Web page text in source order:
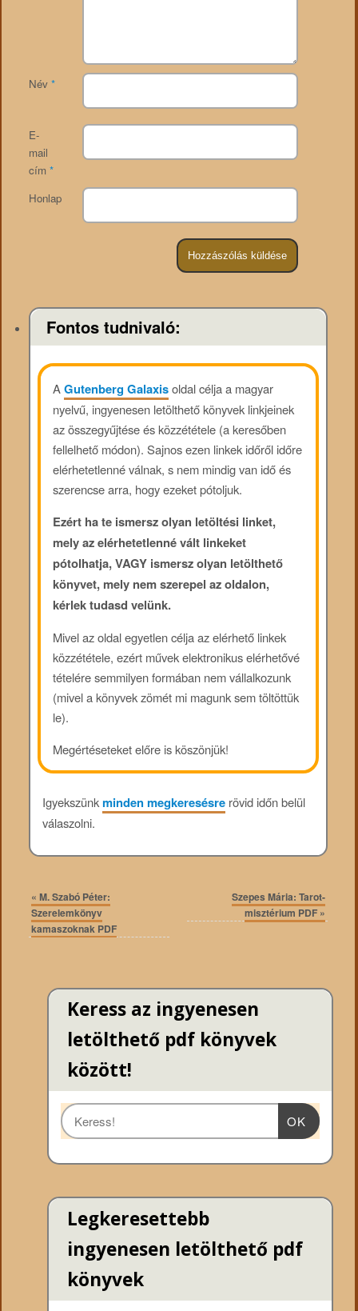
Név *
E-
mail
cím *
Honlap
Fontos tudnivaló:
AGutenberg Galaxisoldal célja a magyar
nyelvű, ingyenesen letölthető könyvek linkjeinek
az összegyűjtése és közzététele (a keresőben
fellelhető módon). Sajnos ezen linkek időről időre
elérhetetlenné válnak, s nem mindig van idő és
szerencse arra, hogy ezeket pótoljuk.
Ezért ha te ismersz olyan letöltési linket,
mely az elérhetetlenné vált linkeket
pótolhatja, VAGY ismersz olyan letölthető
könyvet, mely nem szerepel az oldalon,
kérlek tudasd velünk.
Mivel az oldal egyetlen célja az elérhető linkek
közzététele, ezért művek elektronikus elérhetővé
tételére semmilyen formában nem vállalkozunk
(mivel a könyvek zömét mi magunk sem töltöttük
le).
Megértéseteket előre is köszönjük!
Igyekszünkminden megkeresésrerövid időn belül
válaszolni.
« M. Szabó Péter:
Szerelemkönyv
kamaszoknak PDF
Szepes Mária: Tarot-
misztérium PDF »
Keress az ingyenesen
letölthető pdf könyvek
között!
OK
Legkeresettebb
ingyenesen letölthető pdf
könyvek